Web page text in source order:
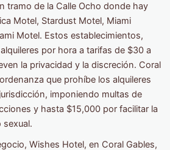
tramo de la Calle Ocho donde hay
Motel, Stardust Motel, Miami
Motel. Estos establecimientos,
por hora a tarifas de $30 a
la privacidad y la discreción. Coral
que prohíbe los alquileres
imponiendo multas de
y hasta $15,000 por facilitar la
Wishes Hotel, en Coral Gables,